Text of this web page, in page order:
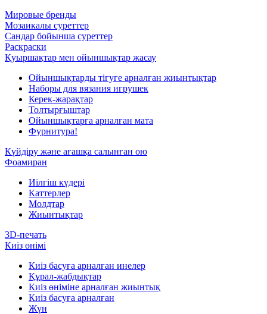
Мировые бренды
Мозаикалы суреттер
Сандар бойынша суреттер
Раскраски
Қуыршақтар мен ойыншықтар жасау
Ойыншықтарды тігуге арналған жиынтықтар
Наборы для вязания игрушек
Керек-жарақтар
Толтырғыштар
Ойыншықтарға арналған мата
Фурнитура!
Күйдіру және ағашқа салынған ою
Фоамиран
Иілгіш күдері
Каттерлер
Молдтар
Жиынтықтар
3D-печать
Киіз өнімі
Киіз басуға арналған инелер
Құрал-жабдықтар
Киіз өніміне арналған жиынтық
Киіз басуға арналған
Жүн